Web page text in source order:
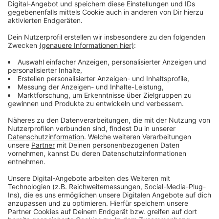
Mehr Talk am Sonntag?
Anzeige
Wir lieben unseren Talk am Sonntag und wir lieben die
Geschichten, die Ihr uns gerne erzählt! Inzwischen
haben wir mit einigen Akteuren aus Krefeld und dem
Kreis Viersen gesprochen. Wie ist es, mit Lionel Messi
zu tanzen? Was kann ein Defibrillator? Wie reagiert die
Feuerwehr, wenn in einer Stadt an etlichen Stellen
Keller volllaufen? Wieso spendet man seinen Körper?
Wie funktioniert moderne Landwirtschaft? Das alles
findet Ihr aufunserer Seite mit allen Podcast-Folgen
zum Talk am Sonntag.